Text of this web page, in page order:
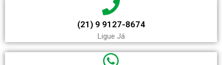
(21) 9 9127-8674
Ligue Já